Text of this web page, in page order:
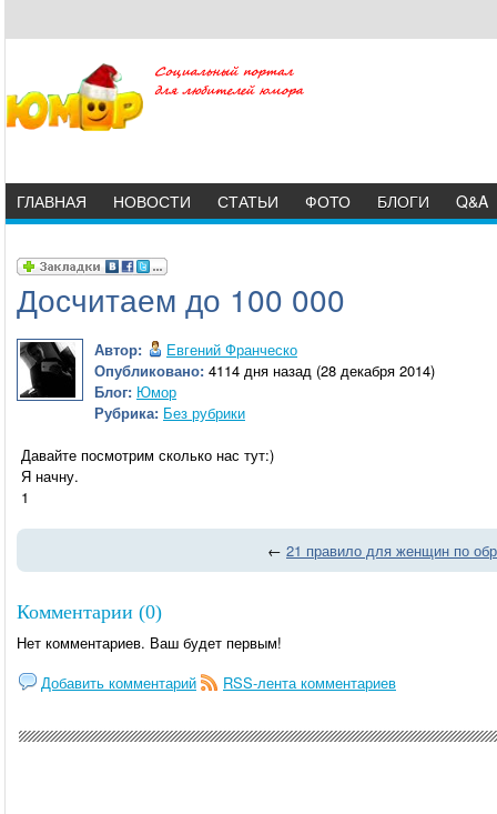
ГЛАВНАЯ НОВОСТИ СТАТЬИ ФОТО БЛОГИ Q&A
Досчитаем до 100 000
Автор:
Евгений Франческо
Опубликовано: 4114 дня назад (28 декабря 2014)
Блог: Юмор
Рубрика: Без рубрики
Давайте посмотрим сколько нас тут:)
Я начну.
1
← 21 правило для женщин по
Комментарии (0)
Нет комментариев. Ваш будет первым!
Добавить комментарий
RSS-лента комментариев